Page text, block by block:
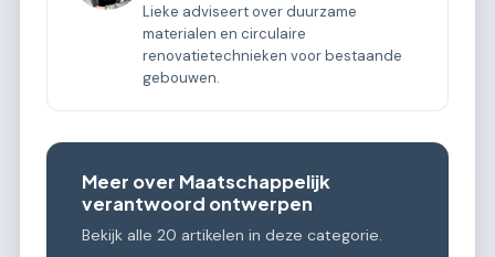
Lieke adviseert over duurzame
materialen en circulaire
renovatietechnieken voor bestaande
gebouwen.
Meer over Maatschappelijk
verantwoord ontwerpen
Bekijk alle 20 artikelen in deze categorie.